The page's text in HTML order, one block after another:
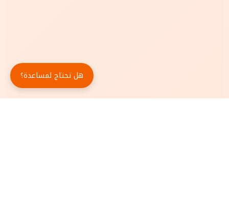
هل تحتاج لمساعدة؟